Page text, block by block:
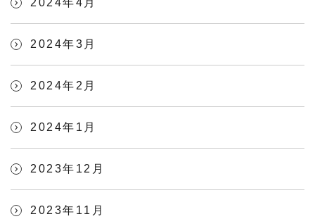
2024年4月
2024年3月
2024年2月
2024年1月
2023年12月
2023年11月